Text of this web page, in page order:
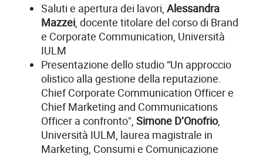
Saluti e apertura dei lavori, Alessandra
Mazzei, docente titolare del corso di Brand
e Corporate Communication, Università
IULM
Presentazione dello studio “Un approccio
olistico alla gestione della reputazione.
Chief Corporate Communication Officer e
Chief Marketing and Communications
Officer a confronto", Simone D’Onofrio,
Università IULM, laurea magistrale in
Marketing, Consumi e Comunicazione